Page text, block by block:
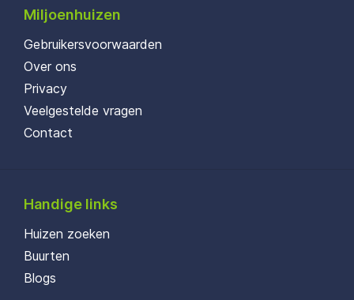
Miljoenhuizen
Gebruikersvoorwaarden
Over ons
Privacy
Veelgestelde vragen
Contact
Handige links
Huizen zoeken
Buurten
Blogs